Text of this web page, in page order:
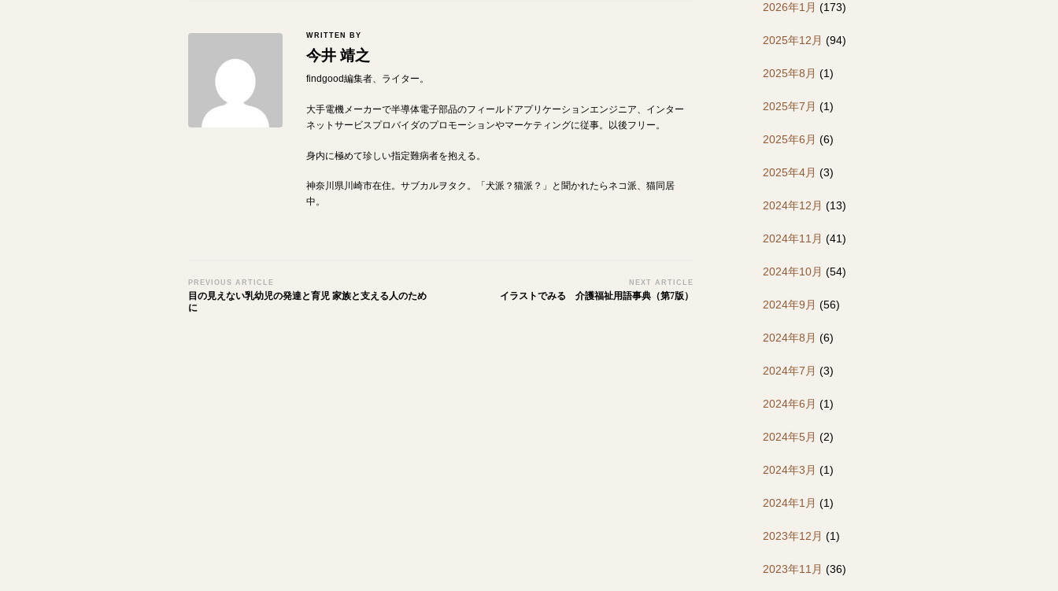
WRITTEN BY
今井 靖之
findgood編集者、ライター。
大手電機メーカーで半導体電子部品のフィールドアプリケーションエンジニア、インター
ネットサービスプロバイダのプロモーションやマーケティングに従事。以後フリー。
身内に極めて珍しい指定難病者を抱える。
神奈川県川崎市在住。サブカルヲタク。「犬派？猫派？」と聞かれたらネコ派、猫同居
中。
Post
Navigation
PREVIOUS ARTICLE
目の見えない乳幼児の発達と育児 家族と支える人のため
に
NEXT ARTICLE
イラストでみる 介護福祉用語事典（第7版）
2026年1月 (173)
2025年12月 (94)
2025年8月 (1)
2025年7月 (1)
2025年6月 (6)
2025年4月 (3)
2024年12月 (13)
2024年11月 (41)
2024年10月 (54)
2024年9月 (56)
2024年8月 (6)
2024年7月 (3)
2024年6月 (1)
2024年5月 (2)
2024年3月 (1)
2024年1月 (1)
2023年12月 (1)
2023年11月 (36)